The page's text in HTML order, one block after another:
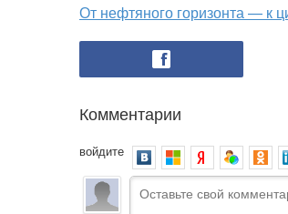
От нефтяного горизонта — к
Комментарии
войдите